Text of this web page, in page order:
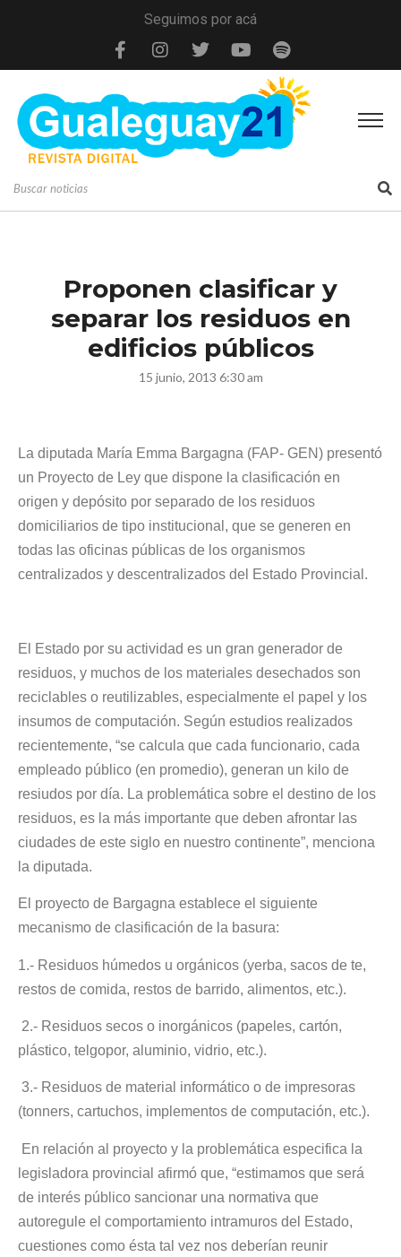
Seguimos por acá
Proponen clasificar y
separar los residuos en
edificios públicos
15 junio, 2013 6:30 am
La diputada María Emma Bargagna (FAP- GEN) presentó
un Proyecto de Ley que dispone la clasificación en
origen y depósito por separado de los residuos
domiciliarios de tipo institucional, que se generen en
todas las oficinas públicas de los organismos
centralizados y descentralizados del Estado Provincial.
El Estado por su actividad es un gran generador de
residuos, y muchos de los materiales desechados son
reciclables o reutilizables, especialmente el papel y los
insumos de computación. Según estudios realizados
recientemente, “se calcula que cada funcionario, cada
empleado público (en promedio), generan un kilo de
resiudos por día. La problemática sobre el destino de los
residuos, es la más importante que deben afrontar las
ciudades de este siglo en nuestro continente”, menciona
la diputada.
El proyecto de Bargagna establece el siguiente
mecanismo de clasificación de la basura:
1.- Residuos húmedos u orgánicos (yerba, sacos de te,
restos de comida, restos de barrido, alimentos, etc.).
2.- Residuos secos o inorgánicos (papeles, cartón,
plástico, telgopor, aluminio, vidrio, etc.).
3.- Residuos de material informático o de impresoras
(tonners, cartuchos, implementos de computación, etc.).
En relación al proyecto y la problemática especifica la
legisladora provincial afirmó que, “estimamos que será
de interés público sancionar una normativa que
autoregule el comportamiento intramuros del Estado,
cuestiones como ésta tal vez nos deberían reunir